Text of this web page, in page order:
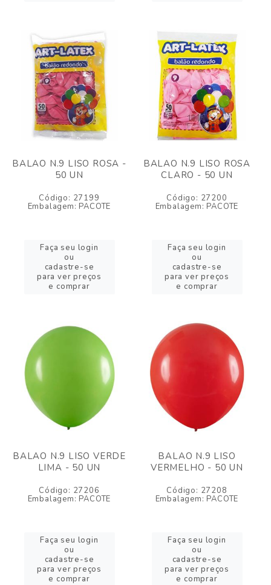
BALAO N.9 LISO ROSA -
50 UN
Código: 27199
Embalagem: PACOTE
Faça seu login
ou
cadastre-se
para ver preços
e comprar
BALAO N.9 LISO ROSA
CLARO - 50 UN
Código: 27200
Embalagem: PACOTE
Faça seu login
ou
cadastre-se
para ver preços
e comprar
BALAO N.9 LISO VERDE
LIMA - 50 UN
Código: 27206
Embalagem: PACOTE
Faça seu login
ou
cadastre-se
para ver preços
e comprar
BALAO N.9 LISO
VERMELHO - 50 UN
Código: 27208
Embalagem: PACOTE
Faça seu login
ou
cadastre-se
para ver preços
e comprar